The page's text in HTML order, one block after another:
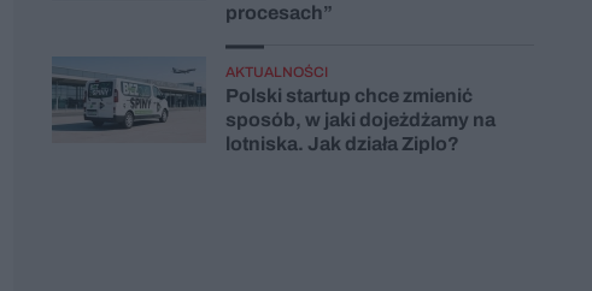
procesach”
AKTUALNOŚCI
Polski startup chce zmienić
sposób, w jaki dojeżdżamy na
lotniska. Jak działa Ziplo?